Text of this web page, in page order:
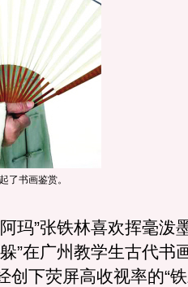
了书画鉴赏。
”张铁林喜欢挥毫泼
”在广州教学生古代书
创下荧屏高收视率的“